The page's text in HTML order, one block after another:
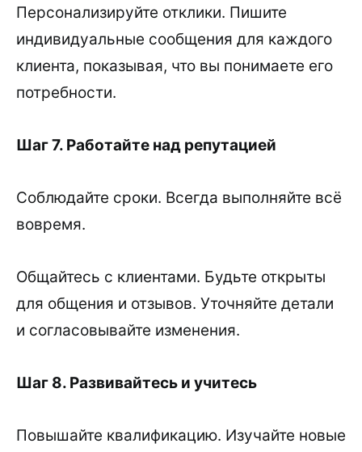
Персонализируйте отклики. Пишите
индивидуальные сообщения для каждого
клиента, показывая, что вы понимаете его
потребности.
Шаг 7. Работайте над репутацией
Соблюдайте сроки. Всегда выполняйте всё
вовремя.
Общайтесь с клиентами. Будьте открыты
для общения и отзывов. Уточняйте детали
и согласовывайте изменения.
Шаг 8. Развивайтесь и учитесь
Повышайте квалификацию. Изучайте новые